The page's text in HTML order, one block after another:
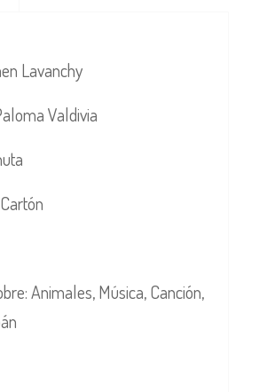
Lavanchy
Valdivia
Animales, Música, Canción,